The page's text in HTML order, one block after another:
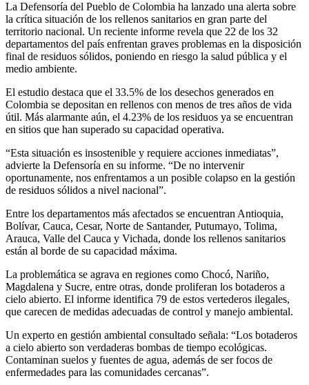
La Defensoría del Pueblo de Colombia ha lanzado una alerta sobre
la crítica situación de los rellenos sanitarios en gran parte del
territorio nacional. Un reciente informe revela que 22 de los 32
departamentos del país enfrentan graves problemas en la disposición
final de residuos sólidos, poniendo en riesgo la salud pública y el
medio ambiente.
El estudio destaca que el 33.5% de los desechos generados en
Colombia se depositan en rellenos con menos de tres años de vida
útil. Más alarmante aún, el 4.23% de los residuos ya se encuentran
en sitios que han superado su capacidad operativa.
“Esta situación es insostenible y requiere acciones inmediatas”,
advierte la Defensoría en su informe. “De no intervenir
oportunamente, nos enfrentamos a un posible colapso en la gestión
de residuos sólidos a nivel nacional”.
Entre los departamentos más afectados se encuentran Antioquia,
Bolívar, Cauca, Cesar, Norte de Santander, Putumayo, Tolima,
Arauca, Valle del Cauca y Vichada, donde los rellenos sanitarios
están al borde de su capacidad máxima.
La problemática se agrava en regiones como Chocó, Nariño,
Magdalena y Sucre, entre otras, donde proliferan los botaderos a
cielo abierto. El informe identifica 79 de estos vertederos ilegales,
que carecen de medidas adecuadas de control y manejo ambiental.
Un experto en gestión ambiental consultado señala: “Los botaderos
a cielo abierto son verdaderas bombas de tiempo ecológicas.
Contaminan suelos y fuentes de agua, además de ser focos de
enfermedades para las comunidades cercanas”.